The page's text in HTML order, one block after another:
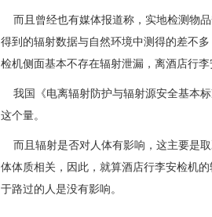
而且曾经也有媒体报道称，实地检测物
得到的辐射数据与自然环境中测得的差不
检机侧面基本不存在辐射泄漏，离酒店行
我国《电离辐射防护与辐射源安全基本
这个量。
而且辐射是否对人体有影响，这主要是
体体质相关，因此，就算酒店行李安检机
于路过的人是没有影响。